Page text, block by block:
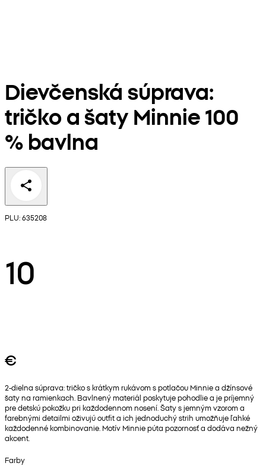
Dievčenská súprava:
tričko a šaty Minnie 100
% bavlna
PLU: 635208
10
€
2-dielna súprava: tričko s krátkym rukávom s potlačou Minnie a džínsové
šaty na ramienkach. Bavlnený materiál poskytuje pohodlie a je príjemný
pre detskú pokožku pri každodennom nosení. Šaty s jemným vzorom a
farebnými detailmi oživujú outfit a ich jednoduchý strih umožňuje ľahké
každodenné kombinovanie. Motív Minnie púta pozornosť a dodáva nežný
akcent.
Farby